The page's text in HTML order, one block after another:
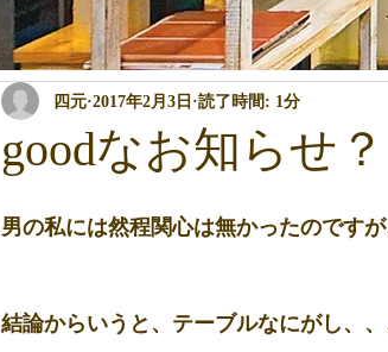
コンテスト・イベント関係 パーマ・カラー・トリー
講習関係 ブログ
goodなお知らせ？
四元 2017年2月3日 読了時間: 1分
男の私には然程関心は無かったのです
結論からいうと、テーブルなにがし、、